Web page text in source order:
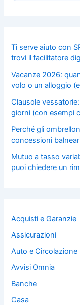
Ti serve aiuto con
trovi il facilitatore
Vacanze 2026:
volo o un alloggio
Clausole
giorni (con esempi
Perché gli
concessioni
Mutuo a tasso
puoi chiedere un
Acquisti e Garanzie
Assicurazioni
Auto e Circolazione
Avvisi Omnia
Banche
Casa